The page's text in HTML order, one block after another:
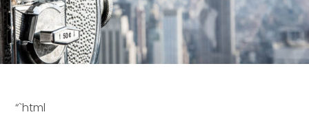
“`html